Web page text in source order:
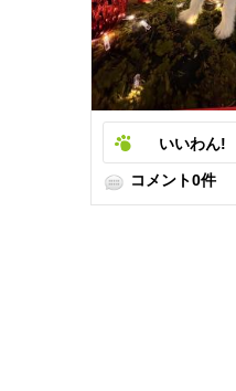
いいわん!
コメント0件